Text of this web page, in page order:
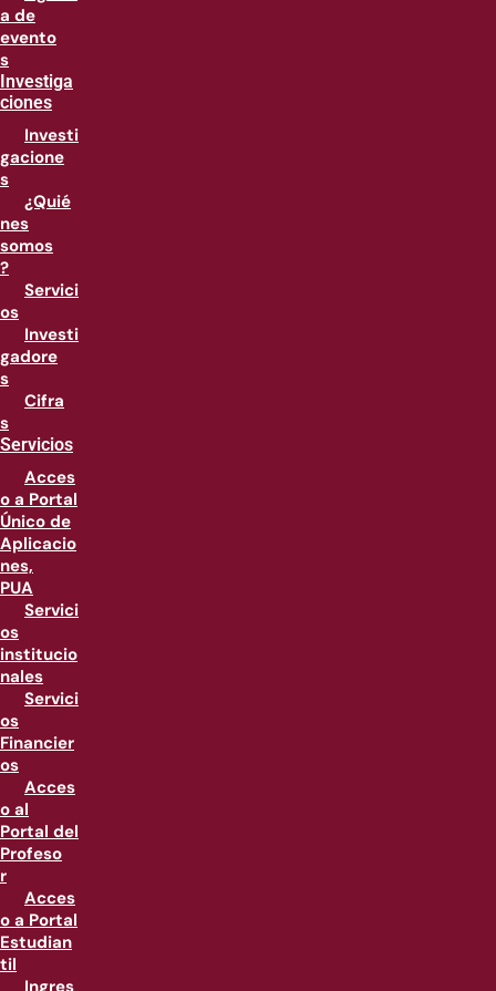
a de
evento
s
Investiga
ciones
Investi
gacione
s
¿Quié
nes
somos
?
Servici
os
Investi
gadore
s
Cifra
s
Servicios
Acces
o a Portal
Único de
Aplicacio
nes,
PUA
Servici
os
institucio
nales
Servici
os
Financier
os
Acces
o al
Portal del
Profeso
r
Acces
o a Portal
Estudian
til
Ingres